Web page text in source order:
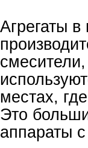
Агрегаты
местах,
Это
аппараты